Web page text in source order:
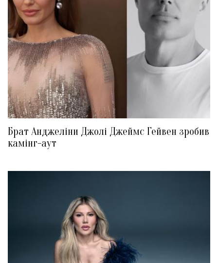
Брат Анджеліни Джолі Джеймс Гейвен зробив
камінг-аут